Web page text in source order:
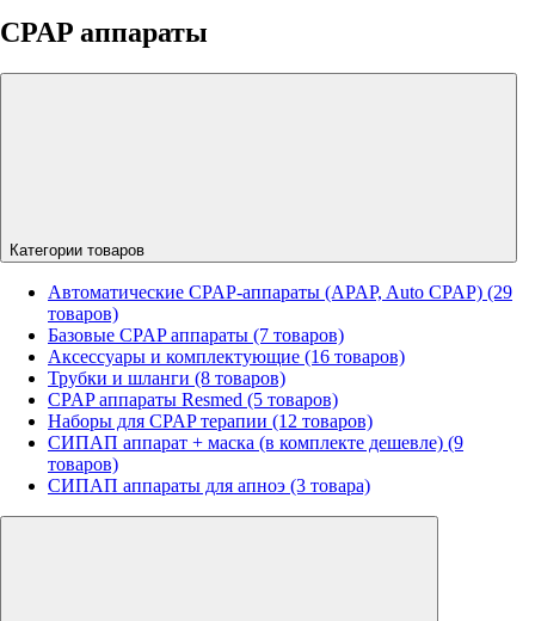
CPAP аппараты
Категории товаров
Автоматические CPAP-аппараты (APAP, Auto CPAP) (29
товаров)
Базовые CPAP аппараты (7 товаров)
Аксессуары и комплектующие (16 товаров)
Трубки и шланги (8 товаров)
CPAP аппараты Resmed (5 товаров)
Наборы для CPAP терапии (12 товаров)
СИПАП аппарат + маска (в комплекте дешевле) (9
товаров)
СИПАП аппараты для апноэ (3 товара)